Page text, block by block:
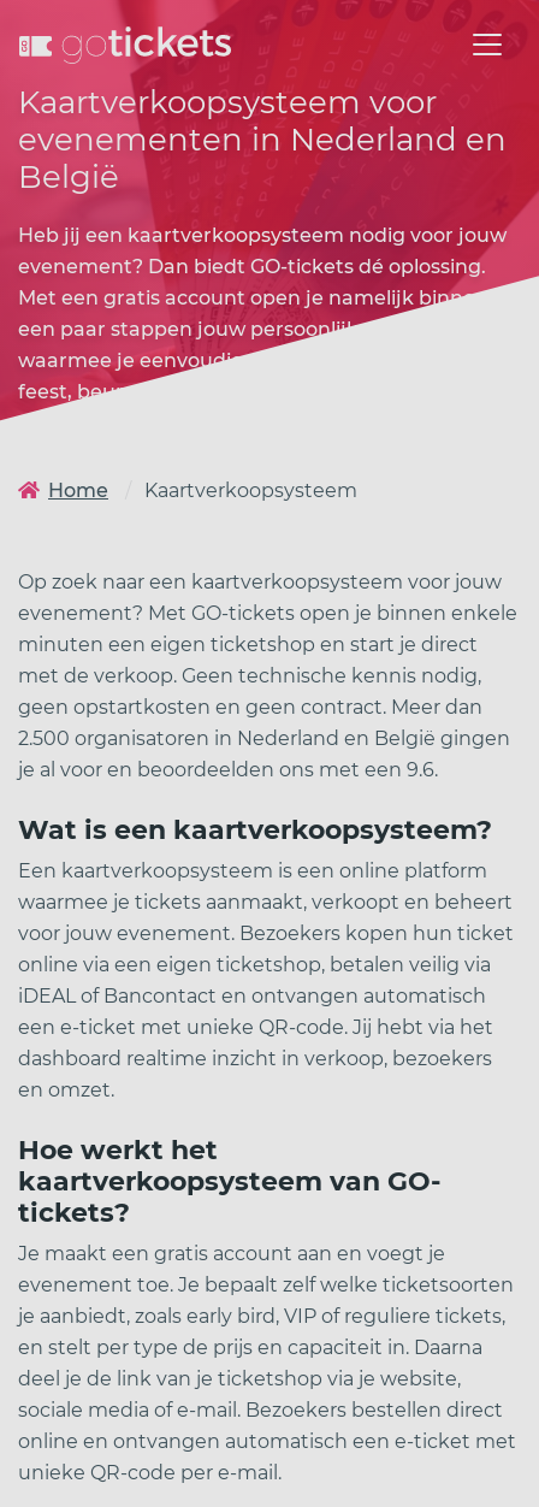
Kaartverkoopsysteem voor
evenementen in Nederland en
België
Heb jij een kaartverkoopsysteem nodig voor jouw
evenement? Dan biedt GO-tickets dé oplossing.
Met een gratis account open je namelijk binnen
een paar stappen jouw persoonlijke ticketshop,
waarmee je eenvoudig toegangskaarten voor je
feest, beurs of lezing kunt aanmaken en verkopen.
Home Kaartverkoopsysteem
Op zoek naar een kaartverkoopsysteem voor jouw
evenement? Met GO-tickets open je binnen enkele
minuten een eigen ticketshop en start je direct
met de verkoop. Geen technische kennis nodig,
geen opstartkosten en geen contract. Meer dan
2.500 organisatoren in Nederland en België gingen
je al voor en beoordeelden ons met een 9.6.
Wat is een kaartverkoopsysteem?
Een kaartverkoopsysteem is een online platform
waarmee je tickets aanmaakt, verkoopt en beheert
voor jouw evenement. Bezoekers kopen hun ticket
online via een eigen ticketshop, betalen veilig via
iDEAL of Bancontact en ontvangen automatisch
een e-ticket met unieke QR-code. Jij hebt via het
dashboard realtime inzicht in verkoop, bezoekers
en omzet.
Hoe werkt het
kaartverkoopsysteem van GO-
tickets?
Je maakt een gratis account aan en voegt je
evenement toe. Je bepaalt zelf welke ticketsoorten
je aanbiedt, zoals early bird, VIP of reguliere tickets,
en stelt per type de prijs en capaciteit in. Daarna
deel je de link van je ticketshop via je website,
sociale media of e-mail. Bezoekers bestellen direct
online en ontvangen automatisch een e-ticket met
unieke QR-code per e-mail.